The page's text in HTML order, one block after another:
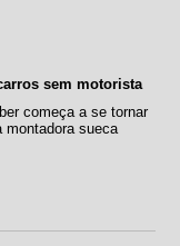
sem motorista
começa a se tornar
montadora sueca